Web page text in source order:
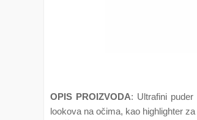
OPIS PROIZVODA: Ultrafini
lookova na očima, kao highlighter